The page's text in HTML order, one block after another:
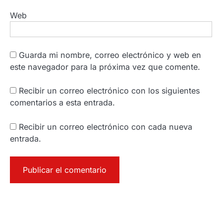
Web
Guarda mi nombre, correo electrónico y web en
este navegador para la próxima vez que comente.
Recibir un correo electrónico con los siguientes
comentarios a esta entrada.
Recibir un correo electrónico con cada nueva
entrada.